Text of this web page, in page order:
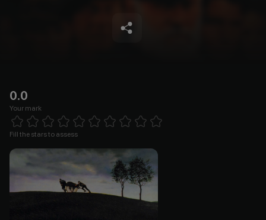
0.0
Your mark
1 Star 2 Stars 3 Stars
Fill the stars to assess